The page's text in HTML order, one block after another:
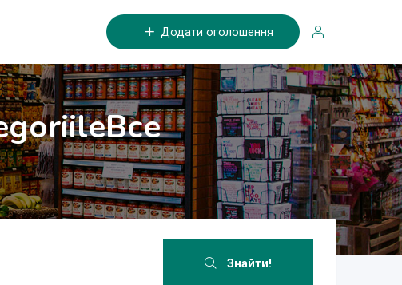
Додати оголошення
Все
Знайти!